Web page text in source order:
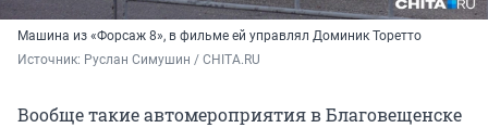
Машина из «Форсаж 8», в фильме ей управлял Доминик Торетто
Источник: Руслан Симушин / CHITA.RU
Вообще такие автомероприятия в Благовещенске